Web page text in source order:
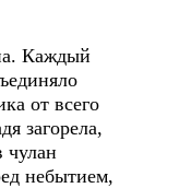
Каждый
от всего
загорела,
чулан
небытием,